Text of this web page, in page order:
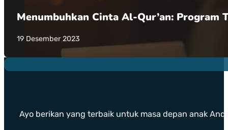
Menumbuhkan Cinta Al-Qur’an: Program
19 Desember 2023
Ayo berikan yang terbaik untuk masa depan anak